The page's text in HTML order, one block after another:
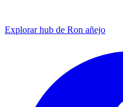
Explorar hub de Ron añejo